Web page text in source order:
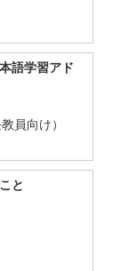
語学習アド
員向け）
と